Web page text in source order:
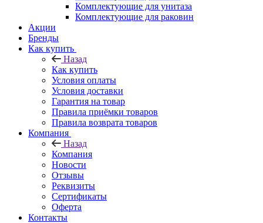
Комплектующие для унитаза
Комплектующие для раковин
Акции
Бренды
Как купить
Назад
Как купить
Условия оплаты
Условия доставки
Гарантия на товар
Правила приёмки товаров
Правила возврата товаров
Компания
Назад
Компания
Новости
Отзывы
Реквизиты
Сертификаты
Оферта
Контакты